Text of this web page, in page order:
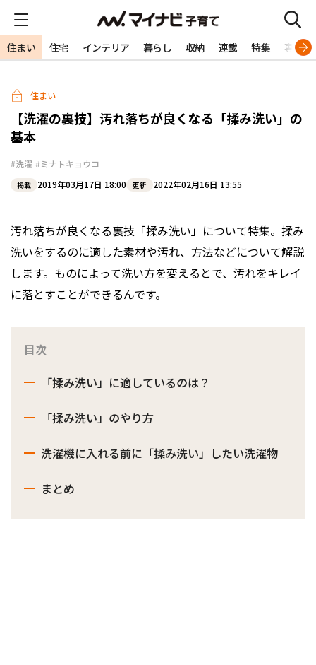
住まい 住宅 インテリア 暮らし 収納 連載 特集 専門家
住まい
【洗濯の裏技】汚れ落ちが良くなる「揉み洗い」の
基本
#洗濯 #ミナトキョウコ
掲載 2019年03月17日 18:00 更新 2022年02月16日 13:55
汚れ落ちが良くなる裏技「揉み洗い」について特集。揉み
洗いをするのに適した素材や汚れ、方法などについて解説
します。ものによって洗い方を変えるとで、汚れをキレイ
に落とすことができるんです。
目次
「揉み洗い」に適しているのは？
「揉み洗い」のやり方
洗濯機に入れる前に「揉み洗い」したい洗濯物
まとめ